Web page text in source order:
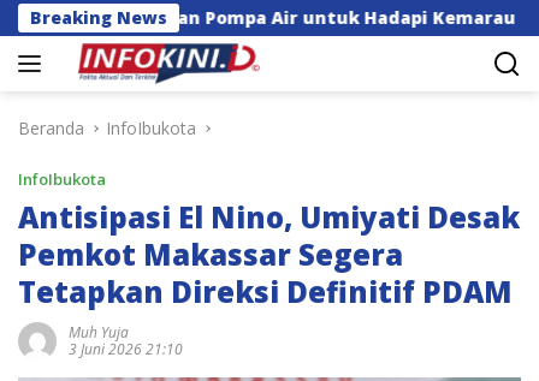
Langsung
ke
konten
Breaking News
Pompa Air untuk Hadapi Kemarau di Sulsel
Beranda InfoIbukota
InfoIbukota
Antisipasi El Nino, Umiyati Desak
Pemkot Makassar Segera
Tetapkan Direksi Definitif PDAM
Muh Yuja
3 Juni 2026 21:10